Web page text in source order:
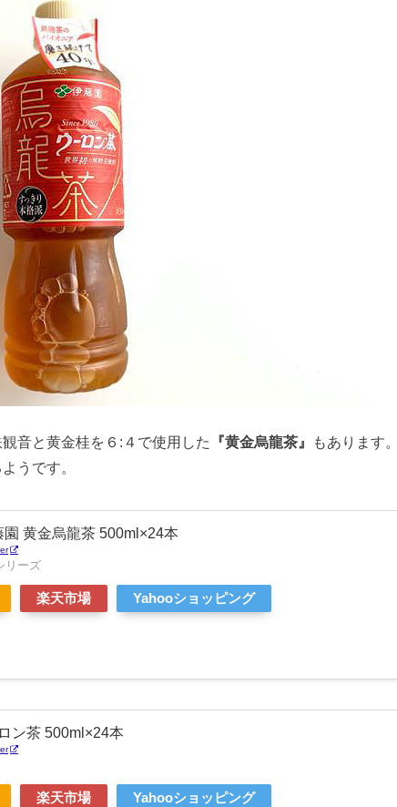
音と黄金桂を６:４で使用した 『黄金烏龍茶』
もあります。
うです。
園 黄金烏龍茶 500ml×24本
リーズ
楽天市場 Yahooショッピング
ン茶 500ml×24本
楽天市場 Yahooショッピング